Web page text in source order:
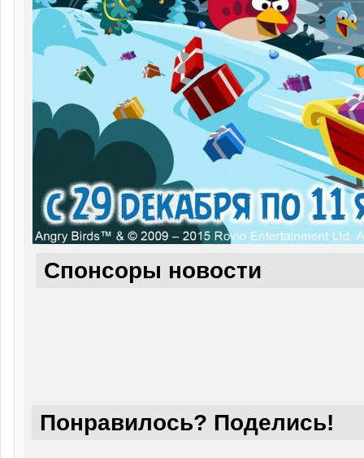
Спонсоры новости
Понравилось? Поделись!